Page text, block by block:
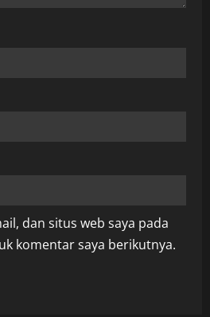
dan situs web saya pada
komentar saya berikutnya.